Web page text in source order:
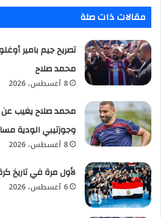
مقالات ذات صلة
تصريح جيم بامير
محمد صلاح
8 أغسطس، 2026
محمد صلاح يغيب عن
وجوزتيبي الودية
8 أغسطس، 2026
لأول مرة في تاريخ
6 أغسطس، 2026